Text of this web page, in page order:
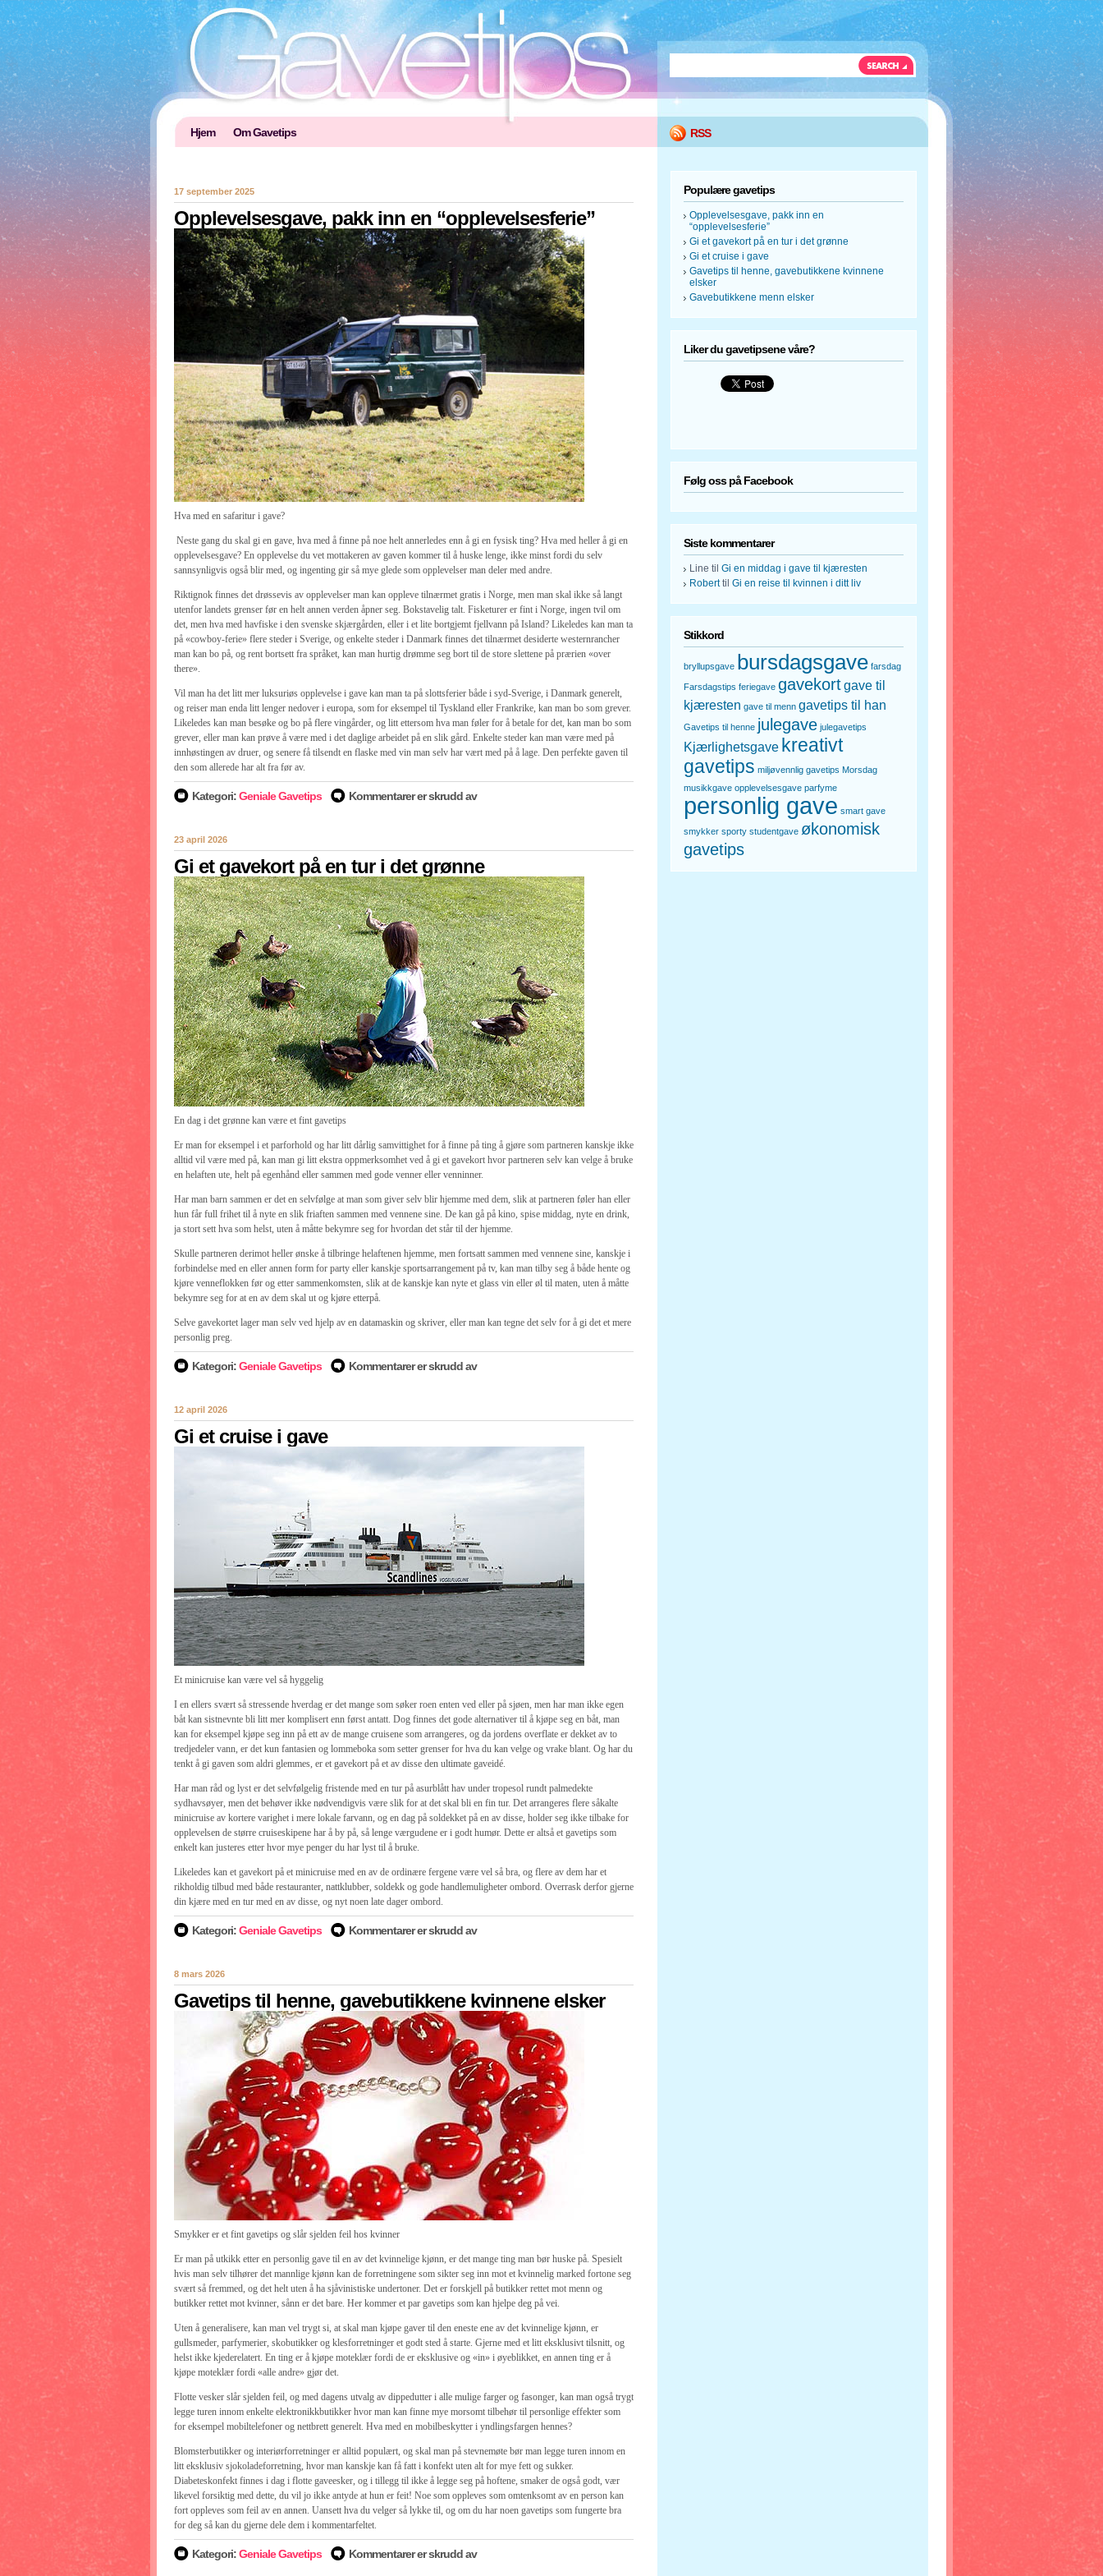
Hjem Om Gavetips RSS
17 september 2025
Opplevelsesgave, pakk inn en “opplevelsesferie”
Hva med en safaritur i gave?
Neste gang du skal gi en gave, hva med å finne på noe helt annerledes enn å gi en fysisk ting? Hva med heller å gi en
opplevelsesgave? En opplevelse du vet mottakeren av gaven kommer til å huske lenge, ikke minst fordi du selv
sannsynligvis også blir med, og ingenting gir så mye glede som opplevelser man deler med andre.
Riktignok finnes det drøssevis av opplevelser man kan oppleve tilnærmet gratis i Norge, men man skal ikke så langt
utenfor landets grenser før en helt annen verden åpner seg. Bokstavelig talt. Fisketurer er fint i Norge, ingen tvil om
det, men hva med havfiske i den svenske skjærgården, eller i et lite bortgjemt fjellvann på Island? Likeledes kan man ta
på «cowboy-ferie» flere steder i Sverige, og enkelte steder i Danmark finnes det tilnærmet desiderte westernrancher
man kan bo på, og rent bortsett fra språket, kan man hurtig drømme seg bort til de store slettene på prærien «over
there».
Vil man ha det litt mer luksuriøs opplevelse i gave kan man ta på slottsferier både i syd-Sverige, i Danmark generelt,
og reiser man enda litt lenger nedover i europa, som for eksempel til Tyskland eller Frankrike, kan man bo som grever.
Likeledes kan man besøke og bo på flere vingårder, og litt ettersom hva man føler for å betale for det, kan man bo som
grever, eller man kan prøve å være med i det daglige arbeidet på en slik gård. Enkelte steder kan man være med på
innhøstingen av druer, og senere få tilsendt en flaske med vin man selv har vært med på å lage. Den perfekte gaven til
den som allerede har alt fra før av.
Kategori:Geniale Gavetips Kommentarer er skrudd avfor
“opplevelsesferie”
23 april 2026
Gi et gavekort på en tur i det grønne
En dag i det grønne kan være et fint gavetips
Er man for eksempel i et parforhold og har litt dårlig samvittighet for å finne på ting å gjøre som partneren kanskje ikke
alltid vil være med på, kan man gi litt ekstra oppmerksomhet ved å gi et gavekort hvor partneren selv kan velge å bruke
en helaften ute, helt på egenhånd eller sammen med gode venner eller venninner.
Har man barn sammen er det en selvfølge at man som giver selv blir hjemme med dem, slik at partneren føler han eller
hun får full frihet til å nyte en slik friaften sammen med vennene sine. De kan gå på kino, spise middag, nyte en drink,
ja stort sett hva som helst, uten å måtte bekymre seg for hvordan det står til der hjemme.
Skulle partneren derimot heller ønske å tilbringe helaftenen hjemme, men fortsatt sammen med vennene sine, kanskje i
forbindelse med en eller annen form for party eller kanskje sportsarrangement på tv, kan man tilby seg å både hente og
kjøre venneflokken før og etter sammenkomsten, slik at de kanskje kan nyte et glass vin eller øl til maten, uten å måtte
bekymre seg for at en av dem skal ut og kjøre etterpå.
Selve gavekortet lager man selv ved hjelp av en datamaskin og skriver, eller man kan tegne det selv for å gi det et mere
personlig preg.
Kategori:Geniale Gavetips Kommentarer er skrudd avfor
en
i
det
12 april 2026
Gi et cruise i gave
Et minicruise kan være vel så hyggelig
I en ellers svært så stressende hverdag er det mange som søker roen enten ved eller på sjøen, men har man ikke egen
båt kan sistnevnte bli litt mer komplisert enn først antatt. Dog finnes det gode alternativer til å kjøpe seg en båt, man
kan for eksempel kjøpe seg inn på ett av de mange cruisene som arrangeres, og da jordens overflate er dekket av to
tredjedeler vann, er det kun fantasien og lommeboka som setter grenser for hva du kan velge og vrake blant. Og har du
tenkt å gi gaven som aldri glemmes, er et gavekort på et av disse den ultimate gaveidé.
Har man råd og lyst er det selvfølgelig fristende med en tur på asurblått hav under tropesol rundt palmedekte
sydhavsøyer, men det behøver ikke nødvendigvis være slik for at det skal bli en fin tur. Det arrangeres flere såkalte
minicruise av kortere varighet i mere lokale farvann, og en dag på soldekket på en av disse, holder seg ikke tilbake for
opplevelsen de større cruiseskipene har å by på, så lenge værgudene er i godt humør. Dette er altså et gavetips som
enkelt kan justeres etter hvor mye penger du har lyst til å bruke.
Likeledes kan et gavekort på et minicruise med en av de ordinære fergene være vel så bra, og flere av dem har et
rikholdig tilbud med både restauranter, nattklubber, soldekk og gode handlemuligheter ombord. Overrask derfor gjerne
din kjære med en tur med en av disse, og nyt noen late dager ombord.
Kategori:Geniale Gavetips Kommentarer er skrudd avfor
gave
8 mars 2026
Gavetips til henne, gavebutikkene kvinnene elsker
Smykker er et fint gavetips og slår sjelden feil hos kvinner
Er man på utkikk etter en personlig gave til en av det kvinnelige kjønn, er det mange ting man bør huske på. Spesielt
hvis man selv tilhører det mannlige kjønn kan de forretningene som sikter seg inn mot et kvinnelig marked fortone seg
svært så fremmed, og det helt uten å ha sjåvinistiske undertoner. Det er forskjell på butikker rettet mot menn og
butikker rettet mot kvinner, sånn er det bare. Her kommer et par gavetips som kan hjelpe deg på vei.
Uten å generalisere, kan man vel trygt si, at skal man kjøpe gaver til den eneste ene av det kvinnelige kjønn, er
gullsmeder, parfymerier, skobutikker og klesforretninger et godt sted å starte. Gjerne med et litt eksklusivt tilsnitt, og
helst ikke kjederelatert. En ting er å kjøpe moteklær fordi de er eksklusive og «in» i øyeblikket, en annen ting er å
kjøpe moteklær fordi «alle andre» gjør det.
Flotte vesker slår sjelden feil, og med dagens utvalg av dippedutter i alle mulige farger og fasonger, kan man også trygt
legge turen innom enkelte elektronikkbutikker hvor man kan finne mye morsomt tilbehør til personlige effekter som
for eksempel mobiltelefoner og nettbrett generelt. Hva med en mobilbeskytter i yndlingsfargen hennes?
Blomsterbutikker og interiørforretninger er alltid populært, og skal man på stevnemøte bør man legge turen innom en
litt eksklusiv sjokoladeforretning, hvor man kanskje kan få fatt i konfekt uten alt for mye fett og sukker.
Diabeteskonfekt finnes i dag i flotte gaveesker, og i tillegg til ikke å legge seg på hoftene, smaker de også godt, vær
likevel forsiktig med dette, du vil jo ikke antyde at hun er feit! Noe som oppleves som omtenksomt av en person kan
fort oppleves som feil av en annen. Uansett hva du velger så lykke til, og om du har noen gavetips som fungerte bra
for deg så kan du gjerne dele dem i kommentarfeltet.
Kategori:Geniale Gavetips Kommentarer er skrudd avfor
Populære gavetips
Opplevelsesgave, pakk inn en
“opplevelsesferie”
Gi et gavekort på en tur i det grønne
Gi et cruise i gave
Gavetips til henne, gavebutikkene kvinnene
elsker
Gavebutikkene menn elsker
Liker du gavetipsene våre?
Følg oss på Facebook
Siste kommentarer
Line til Gi en middag i gave til kjæresten
Roberttil Gi en reise til kvinnen i ditt liv
Stikkord
bryllupsgave bursdagsgave farsdag
Farsdagstips feriegave gavekortgave til
kjæresten gave til menn gavetips til han
Gavetips til henne julegave julegavetips
Kjærlighetsgave kreativt
gavetips miljøvennlig gavetips Morsdag
musikkgave opplevelsesgave parfyme
personlig gave smart gave
smykker sporty studentgave økonomisk
gavetips